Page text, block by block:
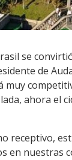
se
de
ahora el
receptivo,
en nuestras